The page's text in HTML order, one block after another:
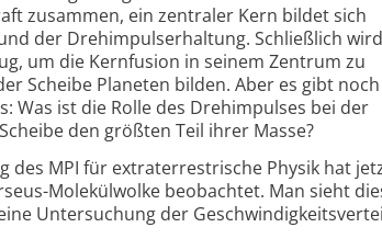
zusammen, ein zentraler Kern bildet sich
der Drehimpuls­erhaltung. Schließlich
um die Kernfusion in seinem Zentrum zu
Scheibe Planeten bilden. Aber es gibt noch
Was ist die Rolle des Drehimpulses bei der
den größten Teil ihrer Masse?
des MPI für extraterrestrische Physik hat
Molekülwolke beobachtet. Man sieht
Unter­suchung der